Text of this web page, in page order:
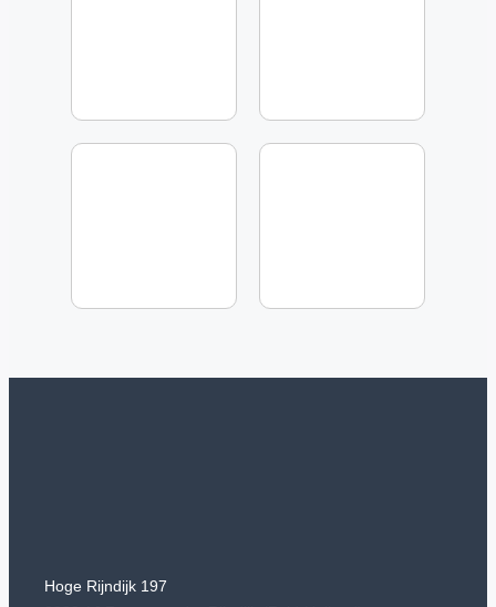
Hoge Rijndijk 197